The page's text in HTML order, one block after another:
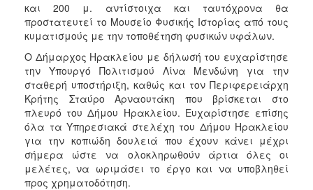
και 200 μ. αντίστοιχα και ταυτόχρονα θα
προστατευτεί το Μουσείο Φυσικής Ιστορίας από τους
κυματισμούς με την τοποθέτηση φυσικών υφάλων.
Ο Δήμαρχος Ηρακλείου με δήλωσή του ευχαρίστησε
την Υπουργό Πολιτισμού Λίνα Μενδώνη για την
σταθερή υποστήριξη, καθώς και τον Περιφερειάρχη
Κρήτης Σταύρο Αρναουτάκη που βρίσκεται στο
πλευρό του Δήμου Ηρακλείου. Ευχαρίστησε επίσης
όλα τα Υπηρεσιακά στελέχη του Δήμου Ηρακλείου
για την κοπιώδη δουλειά που έχουν κάνει μέχρι
σήμερα ώστε να ολοκληρωθούν άρτια όλες οι
μελέτες, να ωριμάσει το έργο και να υποβληθεί
προς χρηματοδότηση.